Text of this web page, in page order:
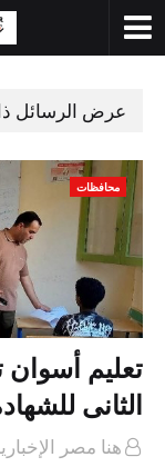
عرض الرسائل
محافظات
الثانى
هنا مصر